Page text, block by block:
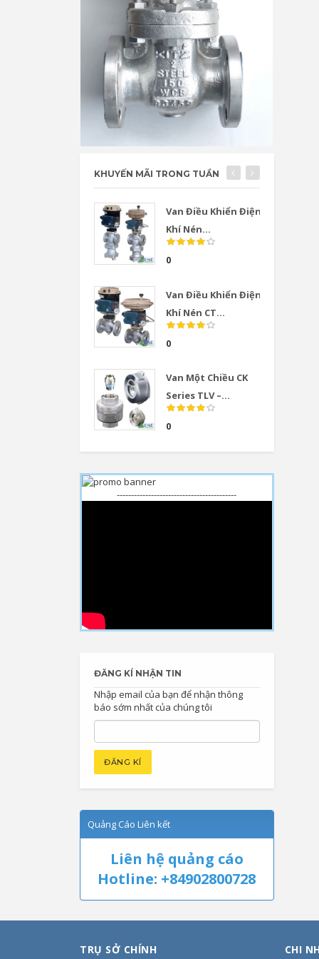
KHUYẾN MÃI TRONG TUẦN
Van Điều Khiển Điện
Khí Nén...
0
Van Điều Khiển Điện
Khí Nén CT...
0
Van Một Chiều CK
Series TLV –...
0
------------------------------------------
ĐĂNG KÍ NHẬN TIN
Nhập email của bạn để nhận thông
báo sớm nhất của chúng tôi
Quảng Cáo Liên kết
Liên hệ quảng cáo
Hotline: +84902800728
TRỤ SỞ CHÍNH CHI